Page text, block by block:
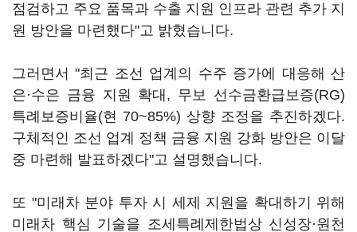
점검하고 주요 품목과 수출 지원 인프라 관련 추가 지
원 방안을 마련했다"고 밝혔습니다.
그러면서 "최근 조선 업계의 수주 증가에 대응해 산
은·수은 금융 지원 확대, 무보 선수금환급보증(RG)
특례보증비율(현 70~85%) 상향 조정을 추진하겠다.
구체적인 조선 업계 정책 금융 지원 강화 방안은 이달
중 마련해 발표하겠다"고 설명했습니다.
또 "미래차 분야 투자 시 세제 지원을 확대하기 위해
미래차 핵심 기술을 조세특례제한법상 신성장·원천